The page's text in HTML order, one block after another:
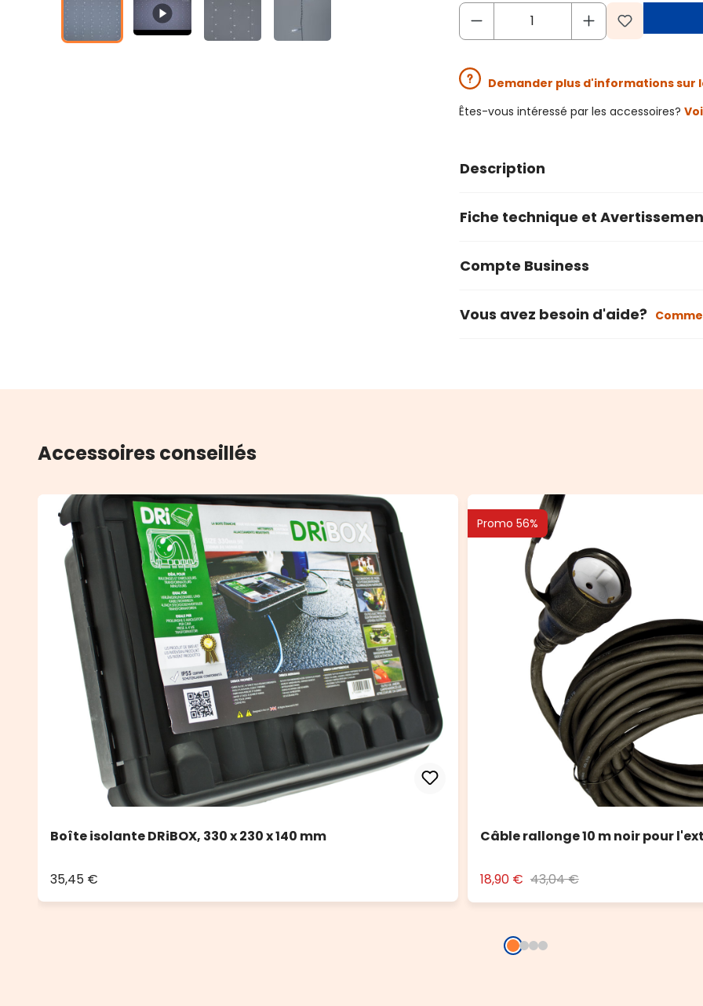
Demander plus d'informations sur
Êtes-vous intéressé par les accessoires?
Description
Fiche technique et
Compte Business
Vous avez besoin d'aide?
Accessoires conseillés
Boîte isolante DRiBOX, 330 x 230 x 140 mm
35,45 €
Promo 56%
Câble rallonge 10 m noir pour
18,90 € 43,04 €